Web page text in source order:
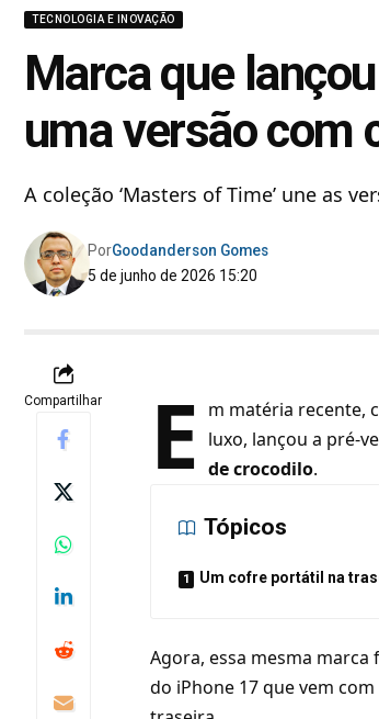
TECNOLOGIA E INOVAÇÃO
Marca que
uma versão com
A coleção ‘Masters of Time’ une as
5 de junho de 2026 15:20
PorGoodanderson Gomes
Compartilhar E
m matéria recente,
luxo, lançou a pré-
de crocodilo.
Tópicos
Um cofre portátil na
Agora, essa mesma
do iPhone 17 que vem